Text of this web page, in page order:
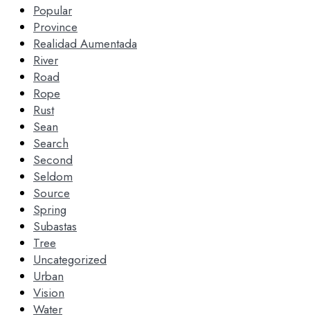
Popular
Province
Realidad Aumentada
River
Road
Rope
Rust
Sean
Search
Second
Seldom
Source
Spring
Subastas
Tree
Uncategorized
Urban
Vision
Water